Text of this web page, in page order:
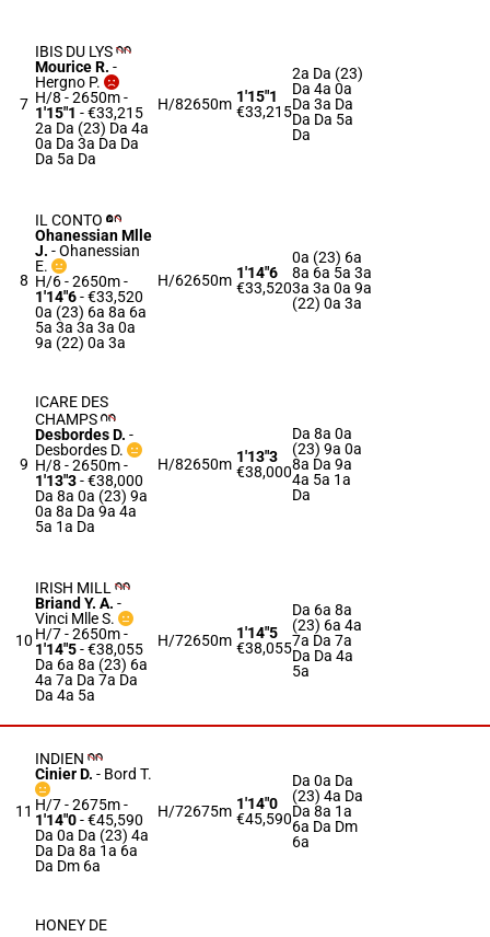
7
IBIS DU LYS
Mourice R. -
Hergno P.
H/8 - 2650m-
1'15"1 - €33,215
2a Da (23) Da 4a
0a Da 3a Da Da
Da 5a Da
H/82650m 1'15"1
€33,215
2a Da (23)
Da 4a 0a
Da 3a Da
Da Da 5a
Da
8
IL CONTO
Ohanessian Mlle
J. -Ohanessian
E.
H/6 - 2650m-
1'14"6- €33,520
0a (23) 6a 8a 6a
5a 3a 3a 3a 0a
9a (22) 0a 3a
H/62650m 1'14"6
€33,520
0a (23) 6a
8a 6a 5a 3a
3a 3a 0a 9a
(22) 0a 3a
9
ICARE DES
CHAMPS
Desbordes D. -
Desbordes D.
H/8 - 2650m-
1'13"3- €38,000
Da 8a 0a (23) 9a
0a 8a Da 9a 4a
5a 1a Da
H/82650m 1'13"3
€38,000
Da 8a 0a
(23) 9a 0a
8a Da 9a
4a 5a 1a
Da
10
IRISH MILL
Briand Y. A. -
Vinci Mlle S.
H/7 - 2650m-
1'14"5- €38,055
Da 6a 8a (23) 6a
4a 7a Da 7a Da
Da 4a 5a
H/72650m 1'14"5
€38,055
Da 6a 8a
(23) 6a 4a
7a Da 7a
Da Da 4a
5a
11
INDIEN
Cinier D. - Bord T.
H/7 - 2675m-
1'14"0- €45,590
Da 0a Da (23) 4a
Da Da 8a 1a 6a
Da Dm 6a
H/72675m 1'14"0
€45,590
Da 0a Da
(23) 4a Da
Da 8a 1a
6a Da Dm
6a
HONEY DE